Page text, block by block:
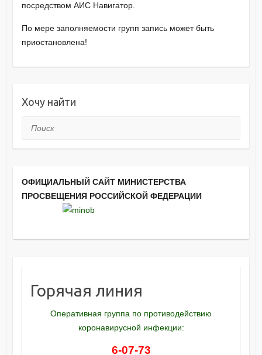
посредством АИС Навигатор.
По мере заполняемости групп запись может быть
приостановлена!
Хочу найти
Поиск
ОФИЦИАЛЬНЫЙ САЙТ МИНИСТЕРСТВА
ПРОСВЕЩЕНИЯ РОССИЙСКОЙ ФЕДЕРАЦИИ
Горячая линия
Оперативная группа по противодействию
коронавирусной инфекции:
6-07-73